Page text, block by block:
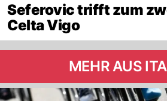
Seferovic trifft zum
Celta Vigo
MEHR AUS